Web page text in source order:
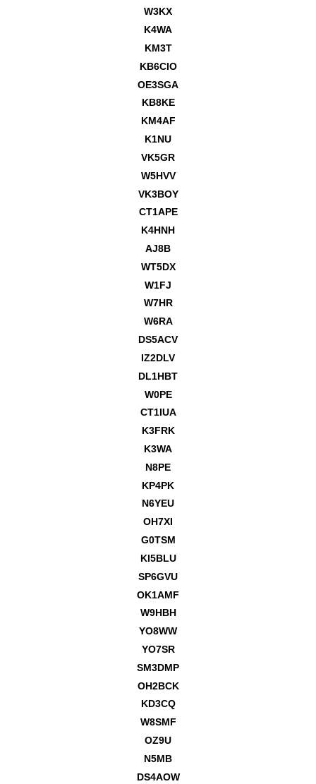
W3KX
K4WA
KM3T
KB6CIO
OE3SGA
KB8KE
KM4AF
K1NU
VK5GR
W5HVV
VK3BOY
CT1APE
K4HNH
AJ8B
WT5DX
W1FJ
W7HR
W6RA
DS5ACV
IZ2DLV
DL1HBT
W0PE
CT1IUA
K3FRK
K3WA
N8PE
KP4PK
N6YEU
OH7XI
G0TSM
KI5BLU
SP6GVU
OK1AMF
W9HBH
YO8WW
YO7SR
SM3DMP
OH2BCK
KD3CQ
W8SMF
OZ9U
N5MB
DS4AOW